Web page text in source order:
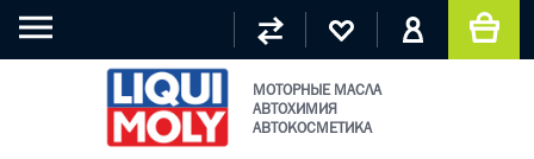
МОТОРНЫЕ МАСЛА
АВТОХИМИЯ
АВТОКОСМЕТИКА